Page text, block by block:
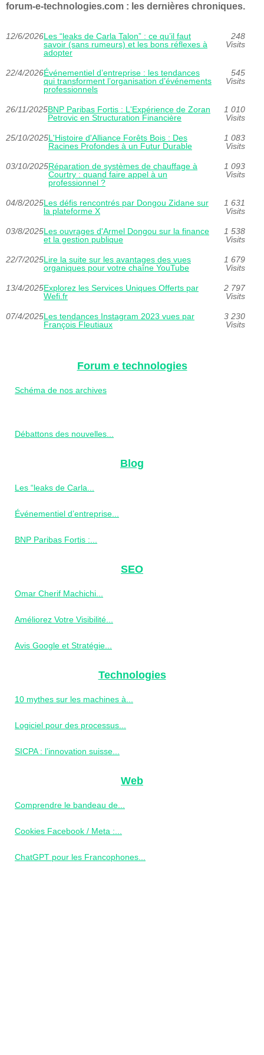
forum-e-technologies.com : les dernières chroniques.
12/6/2026Les “leaks de Carla Talon” : ce qu’il faut
savoir (sans rumeurs) et les bons réflexes à
adopter
248
Visits
22/4/2026Événementiel d’entreprise : les tendances
qui transforment l’organisation d’événements
professionnels
545
Visits
26/11/2025BNP Paribas Fortis : L'Expérience de Zoran
Petrovic en Structuration Financière
1 010
Visits
25/10/2025L'Histoire d'Alliance Forêts Bois : Des
Racines Profondes à un Futur Durable
1 083
Visits
03/10/2025Réparation de systèmes de chauffage à
Courtry : quand faire appel à un
professionnel ?
1 093
Visits
04/8/2025Les défis rencontrés par Dongou Zidane sur
la plateforme X
1 631
Visits
03/8/2025Les ouvrages d'Armel Dongou sur la finance
et la gestion publique
1 538
Visits
22/7/2025Lire la suite sur les avantages des vues
organiques pour votre chaîne YouTube
1 679
Visits
13/4/2025Explorez les Services Uniques Offerts par
Wefi.fr
2 797
Visits
07/4/2025Les tendances Instagram 2023 vues par
François Fleutiaux
3 230
Visits
Forum e technologies
Schéma de nos archives
Débattons des nouvelles...
Blog
Les “leaks de Carla...
Événementiel d’entreprise...
BNP Paribas Fortis :...
SEO
Omar Cherif Machichi...
Améliorez Votre Visibilité...
Avis Google et Stratégie...
Technologies
10 mythes sur les machines à...
Logiciel pour des processus...
SICPA : l’innovation suisse...
Web
Comprendre le bandeau de...
Cookies Facebook / Meta :...
ChatGPT pour les Francophones...